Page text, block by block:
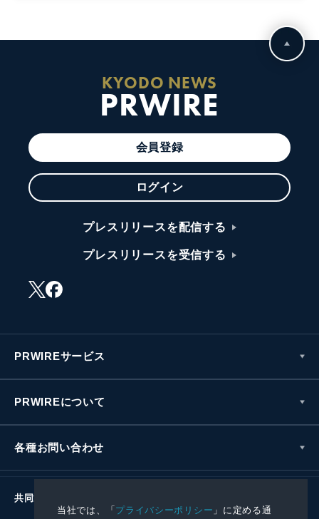
当社では、「プライバシーポリシー 」に定める通
KYODO NEWS
PRWIRE
会員登録
ログイン
プレスリリースを配信する
プレスリリースを受信する
PRWIREサービス
PRWIREについて
各種お問い合わせ
共同通信社グループ